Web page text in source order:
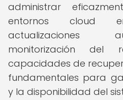
administrar
entornos cloud
actualizaciones
monitorización del
capacidades de
fundamentales para
y la disponibilidad del